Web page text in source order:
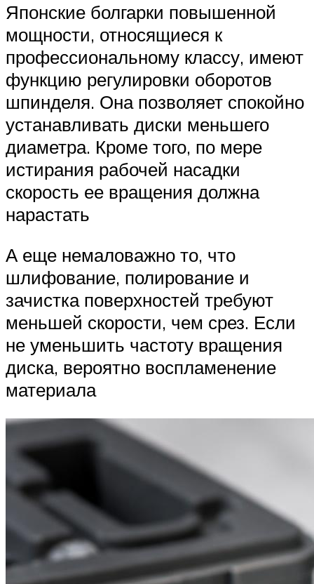
Японские болгарки повышенной
мощности, относящиеся к
профессиональному классу, имеют
функцию регулировки оборотов
шпинделя. Она позволяет спокойно
устанавливать диски меньшего
диаметра. Кроме того, по мере
истирания рабочей насадки
скорость ее вращения должна
нарастать
А еще немаловажно то, что
шлифование, полирование и
зачистка поверхностей требуют
меньшей скорости, чем срез. Если
не уменьшить частоту вращения
диска, вероятно воспламенение
материала